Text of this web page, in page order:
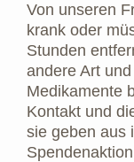
Von unseren
krank oder
Stunden
andere Art
Medikamente
Kontakt und
sie geben aus